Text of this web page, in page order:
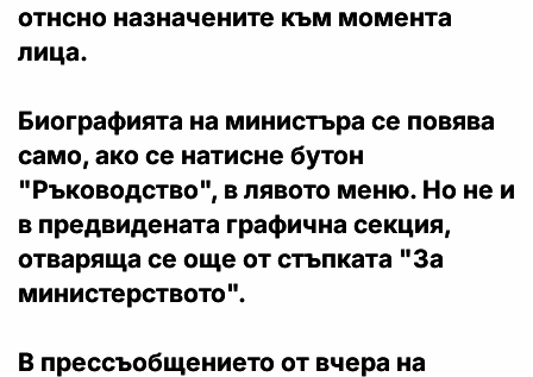
отнсно назначените към момента
лица.
Биографията на министъра се повява
само, ако се натисне бутон
"Ръководство", в лявото меню. Но не и
в предвидената графична секция,
отваряща се още от стъпката "За
министерството".
В прессъобщението от вчера на